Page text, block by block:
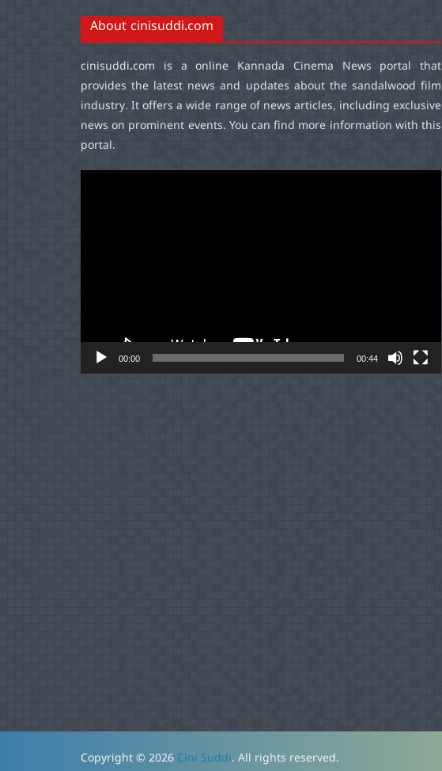
About cinisuddi.com
cinisuddi.com is a online Kannada Cinema News portal that
provides the latest news and updates about the sandalwood film
industry. It offers a wide range of news articles, including exclusive
news on prominent events. You can find more information with this
portal.
00:00 00:44
Copyright © 2026 Cini Suddi. All rights reserved.